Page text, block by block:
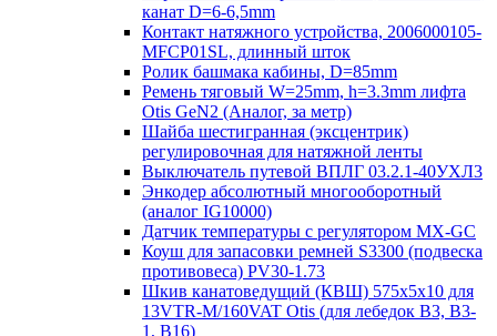
канат D=6-6,5mm
Контакт натяжного устройства, 2006000105-
MFCP01SL, длинный шток
Ролик башмака кабины, D=85mm
Ремень тяговый W=25mm, h=3.3mm лифта
Otis GeN2 (Аналог, за метр)
Шайба шестигранная (эксцентрик)
регулировочная для натяжной ленты
Выключатель путевой ВПЛГ 03.2.1-40УХЛ3
Энкодер абсолютный многооборотный
(аналог IG10000)
Датчик температуры с регулятором MX-GC
Коуш для запасовки ремней S3300 (подвеска
противовеса) PV30-1.73
Шкив канатоведущий (КВШ) 575х5х10 для
13VTR-M/160VAT Otis (для лебедок B3, B3-
1, B16)